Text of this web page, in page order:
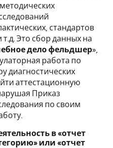
стандартов
Это сбор данных на
дело фельдшер»,
работа по
диагностических
аттестационную
Приказ
по своим
в «отчет
или «отчет